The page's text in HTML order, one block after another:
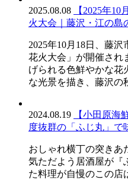
2025.08.08
【2025年
火大会｜藤沢・江の島
2025年10月18日、藤
花火大会」が開催され
げられる色鮮やかな花
な光景を描き、藤沢
2024.08.19
【小田原海
度抜群の「ふじ丸」で
おしゃれ横丁の突きあ
気ただよう居酒屋が『
た料理が自慢のこの店